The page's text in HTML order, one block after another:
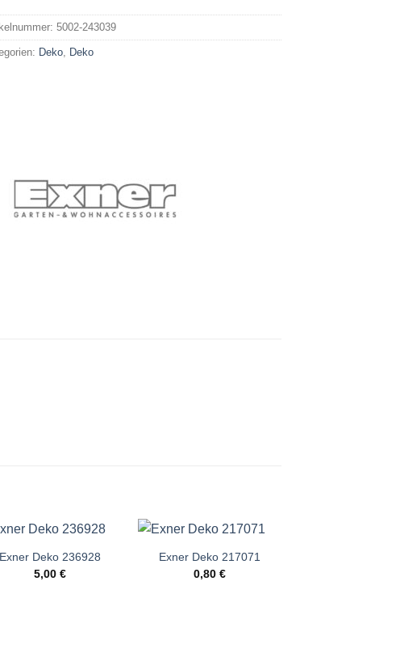
5002-243039
Deko Deko
Exner Deko 236928
5,00€
Exner Deko 217071
0,80€